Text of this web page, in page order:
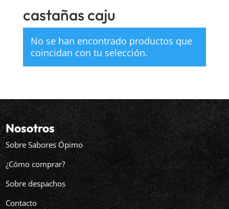
castañas caju
No se han encontrado productos que
coincidan con tu selección.
Nosotros
Sobre Sabores Ópimo
¿Cómo comprar?
Sobre despachos
Contacto